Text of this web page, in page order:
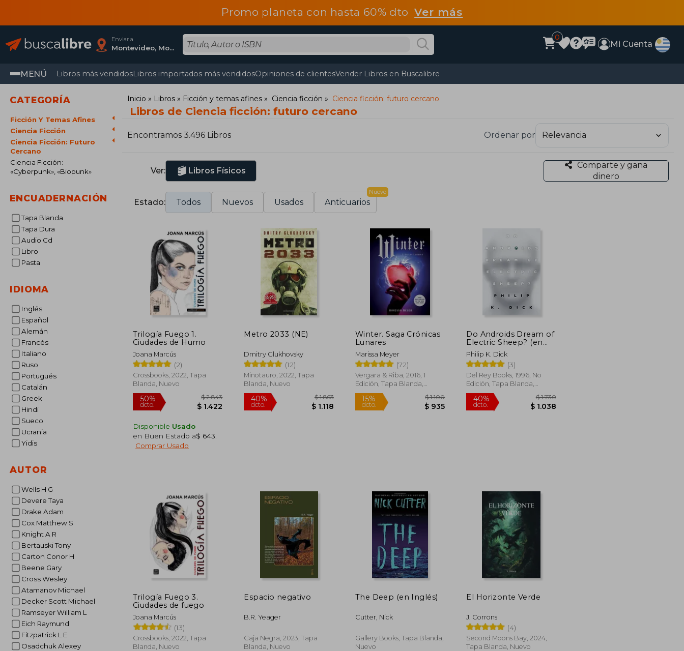
Promo planeta con hasta 60% dtoVer más
Enviar a
Montevideo, Montevideo
0
Mi Cuenta
MENÚ Libros más vendidosLibros importados más vendidosOpiniones de clientesVender Libros en Buscalibre
CATEGORÍA
Ficción Y Temas Afines
Ciencia Ficción
Ciencia Ficción: Futuro
Cercano
Ciencia Ficción:
«Cyberpunk», «Biopunk»
ENCUADERNACIÓN
Tapa Blanda
Tapa Dura
Audio Cd
Libro
Pasta
IDIOMA
Inglés
Español
Alemán
Francés
Italiano
Ruso
Portugués
Catalán
Greek
Hindi
Sueco
Ucrania
Yidis
AUTOR
Wells H G
Devere Taya
Drake Adam
Cox Matthew S
Knight A R
Bertauski Tony
Carton Conor H
Beene Gary
Cross Wesley
Atamanov Michael
Decker Scott Michael
Ramseyer William L
Eich Raymund
Fitzpatrick L E
Osadchuk Alexey
Inicio Libros Ficción y temas afines Ciencia ficción Ciencia ficción: futuro cercano
Libros de Ciencia ficción: futuro cercano
Encontramos 3.496 Libros Ordenar por
Ver: Libros Físicos
Comparte y gana
dinero
Estado: Todos Nuevos Usados Anticuarios
Nuevo
Trilogía Fuego 1.
Ciudades de Humo
Joana Marcús
(2)
Crossbooks, 2022, Tapa
Blanda, Nuevo
50%
dcto.
Disponible Usado
en Buen Estado a$ 643
Comprar Usado
Metro 2033 (NE)
Dmitry Glukhovsky
(12)
Minotauro, 2022, Tapa
Blanda, Nuevo
Winter. Saga Crónicas
Lunares
Marissa Meyer
(72)
Vergara & Riba, 2016, 1
Edición, Tapa Blanda,
Nuevo
Do Androids Dream of
Electric Sheep? (en
Inglés)
Philip K. Dick
(3)
Del Rey Books, 1996, No
Edición, Tapa Blanda,
Nuevo
Trilogía Fuego 3.
Ciudades de fuego
Joana Marcús
(13)
Crossbooks, 2022, Tapa
Blanda, Nuevo
Espacio negativo
B.R. Yeager
Caja Negra, 2023, Tapa
Blanda, Nuevo
The Deep (en Inglés)
Cutter, Nick
Gallery Books, Tapa Blanda,
Nuevo
El Horizonte Verde
J. Corrons
(4)
Second Moons Bay, 2024,
Tapa Blanda, Nuevo